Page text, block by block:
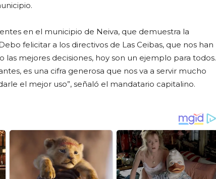
en el municipio de Neiva, que demuestra la
felicitar a los directivos de Las Ceibas, que nos han
mejores decisiones, hoy son un ejemplo para todos.
es una cifra generosa que nos va a servir mucho
el mejor uso”, señaló el mandatario capitalino.